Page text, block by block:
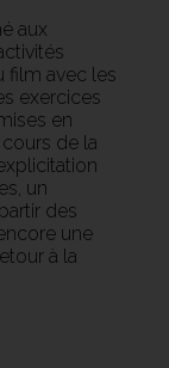
aux
film avec les
exercices
en
de la
un
des
une
à la